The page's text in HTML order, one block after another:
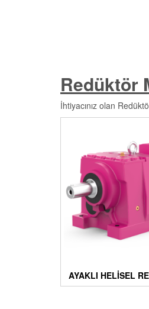
Redüktör
İhtiyacınız olan
AYAKLI HELISEL